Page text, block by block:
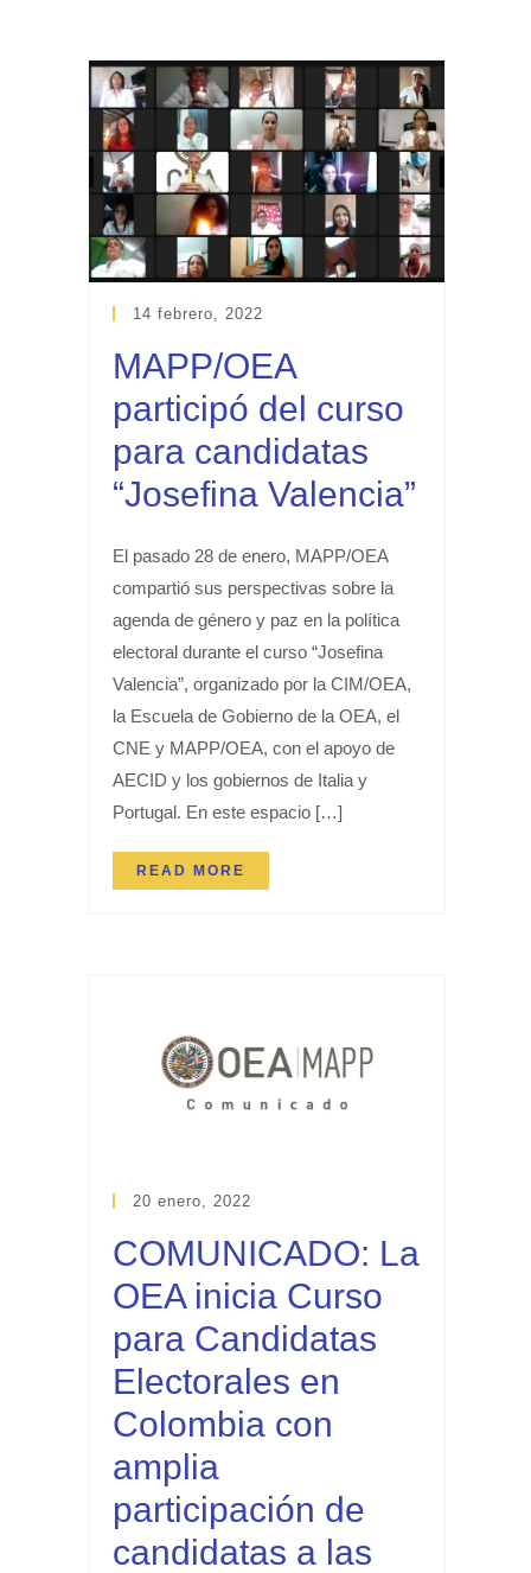
14 febrero, 2022
MAPP/OEA
participó del curso
para candidatas
“Josefina Valencia”
El pasado 28 de enero, MAPP/OEA
compartió sus perspectivas sobre la
agenda de género y paz en la política
electoral durante el curso “Josefina
Valencia”, organizado por la CIM/OEA,
la Escuela de Gobierno de la OEA, el
CNE y MAPP/OEA, con el apoyo de
AECID y los gobiernos de Italia y
Portugal. En este espacio […]
READ MORE
20 enero, 2022
COMUNICADO: La
OEA inicia Curso
para Candidatas
Electorales en
Colombia con
amplia
participación de
candidatas a las